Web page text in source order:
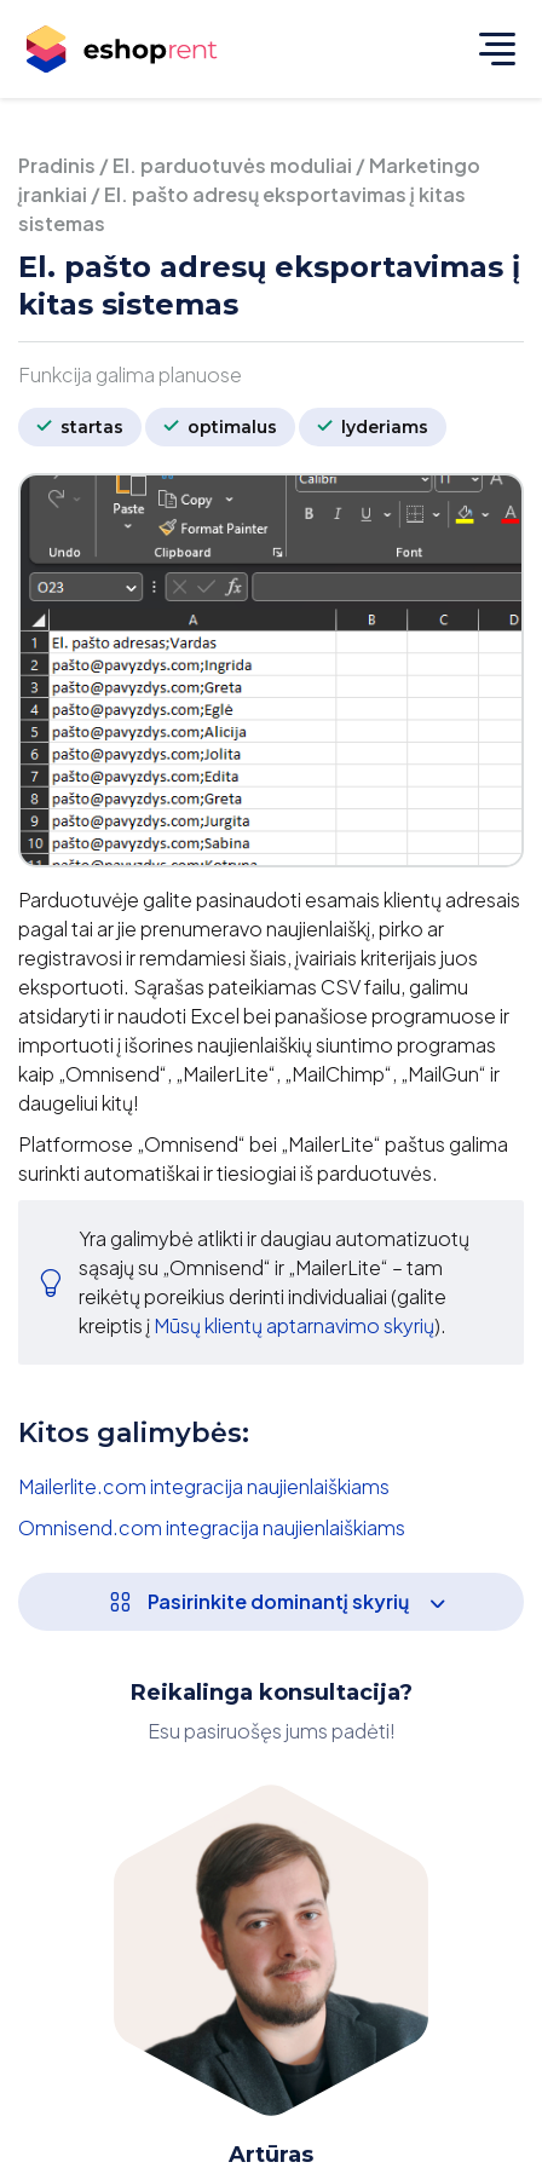
Pradinis /El. parduotuvės moduliai /Marketingo
įrankiai /El. pašto adresų eksportavimas į kitas
sistemas
El. pašto adresų eksportavimas į
kitas sistemas
Funkcija galima planuose
startas optimalus lyderiams
Parduotuvėje galite pasinaudoti esamais klientų adresais
pagal tai ar jie prenumeravo naujienlaiškį, pirko ar
registravosi ir remdamiesi šiais, įvairiais kriterijais juos
eksportuoti. Sąrašas pateikiamas CSV failu, galimu
atsidaryti ir naudoti Excel bei panašiose programuose ir
importuoti į išorines naujienlaiškių siuntimo programas
kaip „Omnisend“, „MailerLite“, „MailChimp“, „MailGun“ ir
daugeliui kitų!
Platformose „Omnisend“ bei „MailerLite“ paštus galima
surinkti automatiškai ir tiesiogiai iš parduotuvės.
Yra galimybė atlikti ir daugiau automatizuotų
sąsajų su „Omnisend“ ir „MailerLite“ – tam
reikėtų poreikius derinti individualiai (galite
kreiptis įMūsų klientų aptarnavimo skyrių).
Kitos galimybės:
Mailerlite.com integracija naujienlaiškiams
Omnisend.com integracija naujienlaiškiams
Pasirinkite dominantį skyrių
Reikalinga konsultacija?
Esu pasiruošęs jums padėti!
Artūras